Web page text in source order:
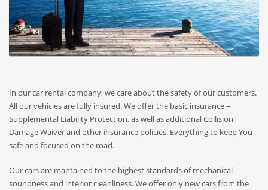
In our car rental company, we care about the safety of our customers.
All our vehicles are fully insured. We offer the basic insurance –
Supplemental Liability Protection, as well as additional Collision
Damage Waiver and other insurance policies. Everything to keep You
safe and focused on the road.
Our cars are mantained to the highest standards of mechanical
soundness and interior cleanliness. We offer only new cars from the